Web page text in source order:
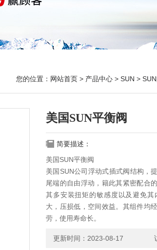
您的位置： 网站首页 > 产品中心 > SUN >
美国SUN平衡阀
简要描述：
美国SUN平衡阀
美国SUN公司浮动式插式阀结构，
尾端的自由浮动，籍此其紧密配合
其多安装扭矩的敏感度以及避免
大，压损低，空间效益。其组件均
劳，使用寿命长。
更新时间：2023-08-17